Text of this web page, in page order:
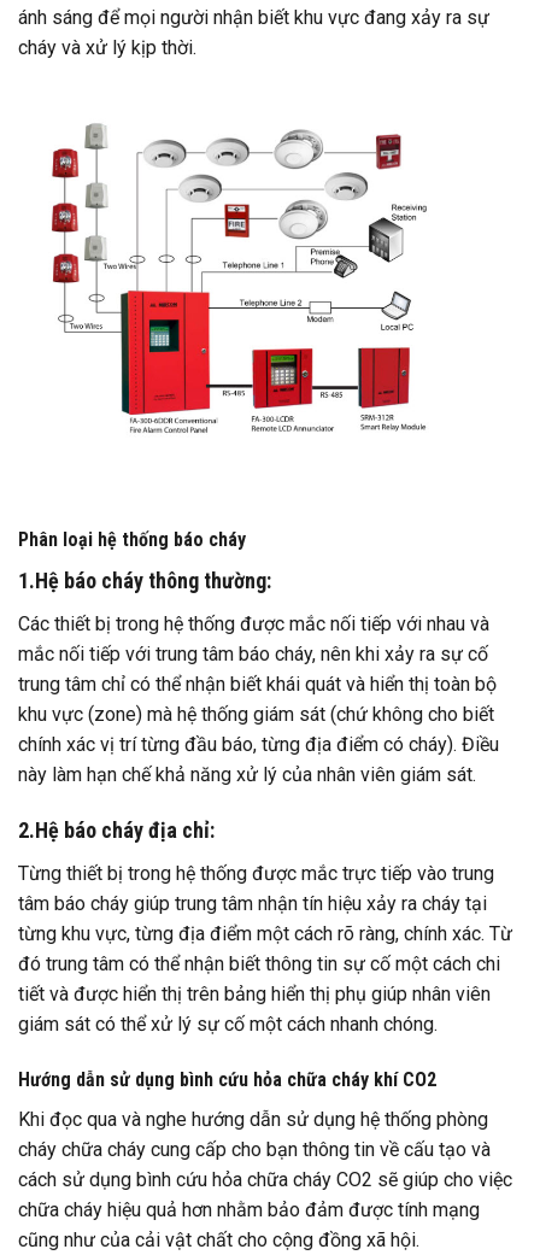
ánh sáng để mọi người nhận biết khu vực đang xảy ra sự
cháy và xử lý kịp thời.
Phân loại hệ thống báo cháy
1.Hệ báo cháy thông thường:
Các thiết bị trong hệ thống được mắc nối tiếp với nhau và
mắc nối tiếp với trung tâm báo cháy, nên khi xảy ra sự cố
trung tâm chỉ có thể nhận biết khái quát và hiển thị toàn bộ
khu vực (zone) mà hệ thống giám sát (chứ không cho biết
chính xác vị trí từng đầu báo, từng địa điểm có cháy). Điều
này làm hạn chế khả năng xử lý của nhân viên giám sát.
2.Hệ báo cháy địa chỉ:
Từng thiết bị trong hệ thống được mắc trực tiếp vào trung
tâm báo cháy giúp trung tâm nhận tín hiệu xảy ra cháy tại
từng khu vực, từng địa điểm một cách rõ ràng, chính xác. Từ
đó trung tâm có thể nhận biết thông tin sự cố một cách chi
tiết và được hiển thị trên bảng hiển thị phụ giúp nhân viên
giám sát có thể xử lý sự cố một cách nhanh chóng.
Hướng dẫn sử dụng bình cứu hỏa chữa cháy khí CO2
Khi đọc qua và nghe hướng dẫn sử dụng hệ thống phòng
cháy chữa cháy cung cấp cho bạn thông tin về cấu tạo và
cách sử dụng bình cứu hỏa chữa cháy CO2 sẽ giúp cho việc
chữa cháy hiệu quả hơn nhằm bảo đảm được tính mạng
cũng như của cải vật chất cho cộng đồng xã hội.